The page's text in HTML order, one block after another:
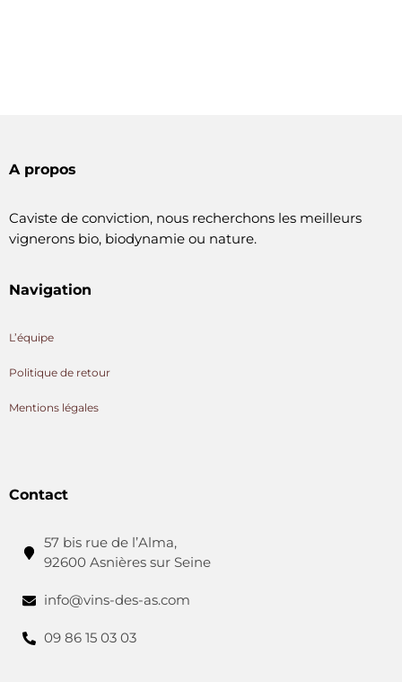
A propos
Caviste de conviction, nous recherchons les meilleurs
vignerons bio, biodynamie ou nature.
Navigation
L’équipe
Politique de retour
Mentions légales
Contact
57 bis rue de l’Alma,
92600 Asnières sur Seine
info@vins-des-as.com
09 86 15 03 03